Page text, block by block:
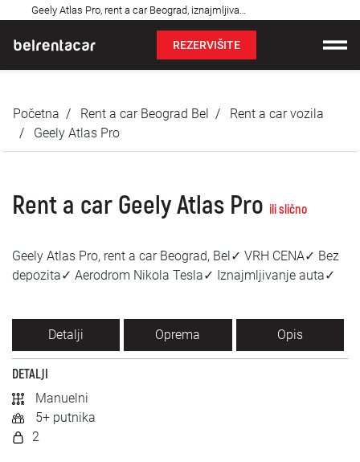
Geely Atlas Pro, rent a car Beograd, iznajmljivanje auta: Bel✓
pitanja
REZERVIŠITE
Cene
O nama
Najčešća pitanja
Kontakt
SRPSKI
СРПСКИ
Početna Rent a car Beograd Bel
Rent a car vozila
Geely Atlas Pro
Rent a car Geely Atlas Pro ili slično
Geely Atlas Pro, rent a car Beograd, Bel✓ VRH CENA✓ Bez
depozita✓ Aerodrom Nikola Tesla✓ Iznajmljivanje auta✓
Detalji Oprema Opis
DETALJI
Manuelni
5+ putnika
2